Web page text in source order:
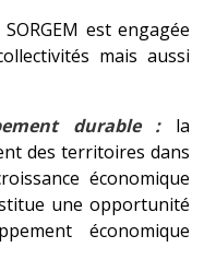
est engagée
mais aussi
durable :la
des territoires dans
économique
une opportunité
économique